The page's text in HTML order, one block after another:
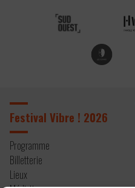
Festival Vibre ! 2026
Programme
Billetterie
Lieux